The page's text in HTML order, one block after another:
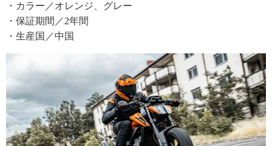
・カラー／オレンジ、グレー
・保証期間／2年間
・生産国／中国